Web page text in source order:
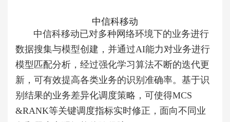
中信科移动
中信科移动已对多种网络环境下的业务进行
数据搜集与模型创建，并通过AI能力对业务进行
模型匹配分析，经过强化学习算法不断的迭代更
新，可有效提高各类业务的识别准确率。基于识
别结果的业务差异化调度策略，可使得MCS
&RANK等关键调度指标实时修正，面向不同业